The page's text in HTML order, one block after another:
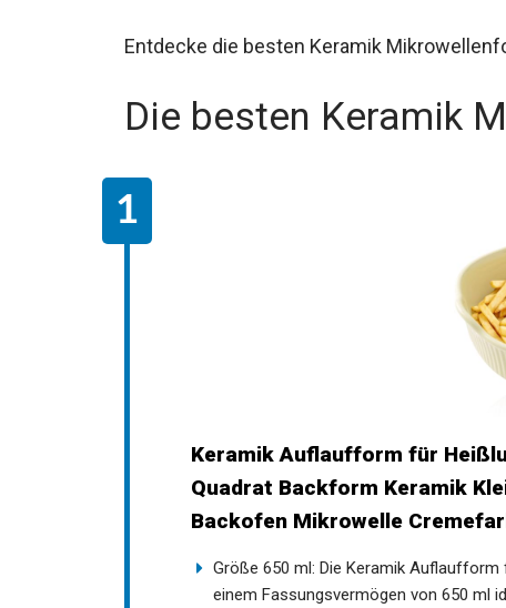
Entdecke die besten Keramik
Die besten Keramik
Keramik Auflaufform für
Quadrat Backform Keramik
Backofen Mikrowelle
Größe 650 ml: Die Keramik
einem Fassungsvermögen von 650 ml